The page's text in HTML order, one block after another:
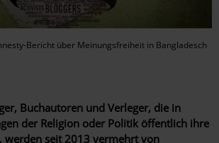
Bericht über Meinungsfreiheit in Bangladesch
Buchautoren und Verleger, die in
der Religion oder Politik öffentlich ihre
werden seit 2013 vermehrt von